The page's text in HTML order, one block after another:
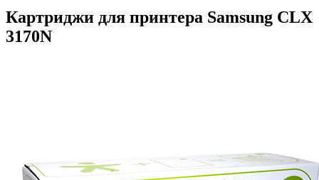
Картриджи для принтера Samsung CLX
3170N